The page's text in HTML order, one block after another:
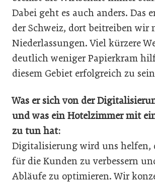
Dabei geht es auch anders. Das
der Schweiz, dort beitreiben wir
Niederlassungen. Viel kürzere
deutlich weniger Papierkram
diesem Gebiet erfolgreich zu
Was er sich von der
und was ein Hotelzimmer mit
zu tun hat:
Digitalisierung wird uns helfen,
für die Kunden zu verbessern
Abläufe zu optimieren. Wir